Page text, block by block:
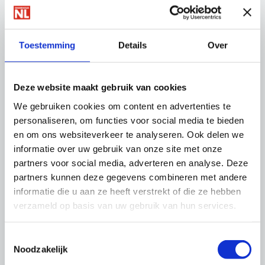
Toestemming Details Over
Deze website maakt gebruik van cookies
We gebruiken cookies om content en advertenties te
personaliseren, om functies voor social media te bieden
en om ons websiteverkeer te analyseren. Ook delen we
informatie over uw gebruik van onze site met onze
partners voor social media, adverteren en analyse. Deze
partners kunnen deze gegevens combineren met andere
informatie die u aan ze heeft verstrekt of die ze hebben
verzameld op basis van uw gebruik van hun services.
Noodzakelijk
Links
Dronekaart van Nederland
Regelhulp drones
Thema's